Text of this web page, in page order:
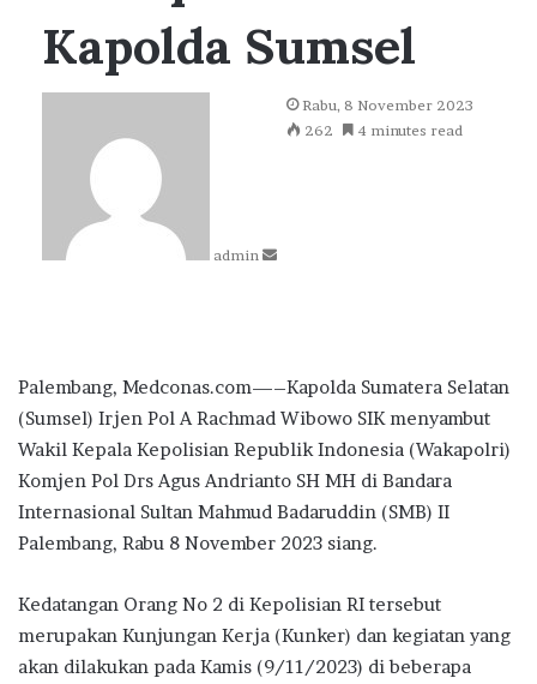
Kapolda Sumsel
admin
Send
an
Rabu, 8 November 2023
262
4 minutes read
Palembang, Medconas.com—–Kapolda Sumatera Selatan
(Sumsel) Irjen Pol A Rachmad Wibowo SIK menyambut
Wakil Kepala Kepolisian Republik Indonesia (Wakapolri)
Komjen Pol Drs Agus Andrianto SH MH di Bandara
Internasional Sultan Mahmud Badaruddin (SMB) II
Palembang, Rabu 8 November 2023 siang.
Kedatangan Orang No 2 di Kepolisian RI tersebut
merupakan Kunjungan Kerja (Kunker) dan kegiatan yang
akan dilakukan pada Kamis (9/11/2023) di beberapa